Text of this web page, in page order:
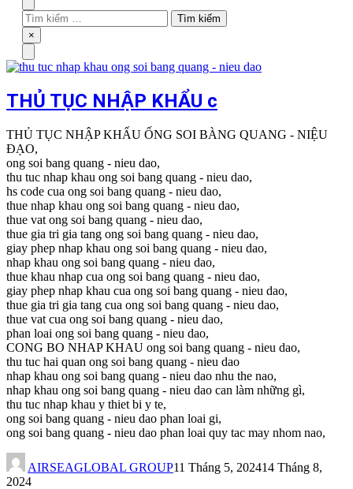
Tìm
kiếm
cho:
Close
×
THỦ TỤC NHẬP KHẨU c
THỦ TỤC NHẬP KHẨU ỐNG SOI BÀNG QUANG - NIỆU
ĐẠO,
ong soi bang quang - nieu dao,
thu tuc nhap khau ong soi bang quang - nieu dao,
hs code cua ong soi bang quang - nieu dao,
thue nhap khau ong soi bang quang - nieu dao,
thue vat ong soi bang quang - nieu dao,
thue gia tri gia tang ong soi bang quang - nieu dao,
giay phep nhap khau ong soi bang quang - nieu dao,
nhap khau ong soi bang quang - nieu dao,
thue khau nhap cua ong soi bang quang - nieu dao,
giay phep nhap khau cua ong soi bang quang - nieu dao,
thue gia tri gia tang cua ong soi bang quang - nieu dao,
thue vat cua ong soi bang quang - nieu dao,
phan loai ong soi bang quang - nieu dao,
CONG BO NHAP KHAU ong soi bang quang - nieu dao,
thu tuc hai quan ong soi bang quang - nieu dao
nhap khau ong soi bang quang - nieu dao nhu the nao,
nhap khau ong soi bang quang - nieu dao can làm những gì,
thu tuc nhap khau y thiet bi y te,
ong soi bang quang - nieu dao phan loai gi,
ong soi bang quang - nieu dao phan loai quy tac may nhom nao,
AIRSEAGLOBAL GROUP11 Tháng 5, 202414 Tháng 8,
2024